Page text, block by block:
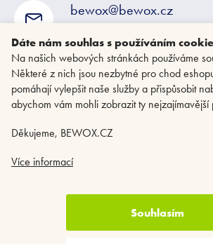
Dáte nám souhlas s používáním
Na našich webových stránkách používáme
Některé z nich jsou nezbytné pro chod
pomáhají vylepšit naše služby a přispůsobit
abychom vám mohli zobrazit ty nejzajímavější
Děkujeme, BEWOX.CZ
Více informací
Souhlasím
bewox@bewox.cz